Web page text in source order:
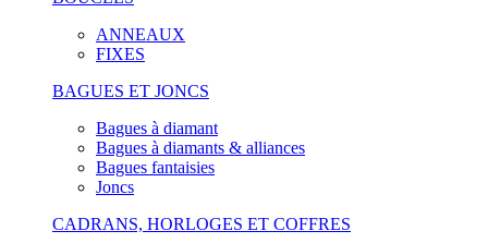
ANNEAUX
FIXES
BAGUES ET JONCS
Bagues à diamant
Bagues à diamants & alliances
Bagues fantaisies
Joncs
CADRANS, HORLOGES ET COFFRES